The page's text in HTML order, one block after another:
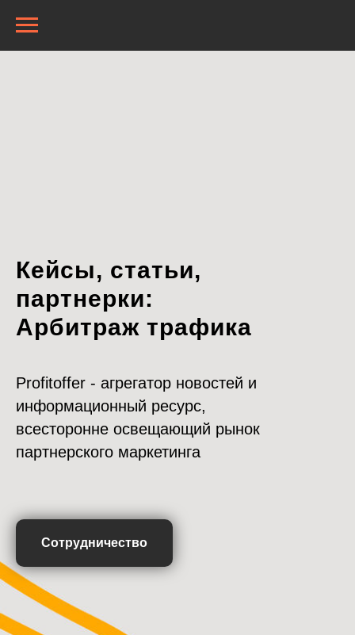
Кейсы, статьи,
партнерки:
Арбитраж трафика
Profitoffer - агрегатор новостей и
информационный ресурс,
всесторонне освещающий рынок
партнерского маркетинга
Сотрудничество